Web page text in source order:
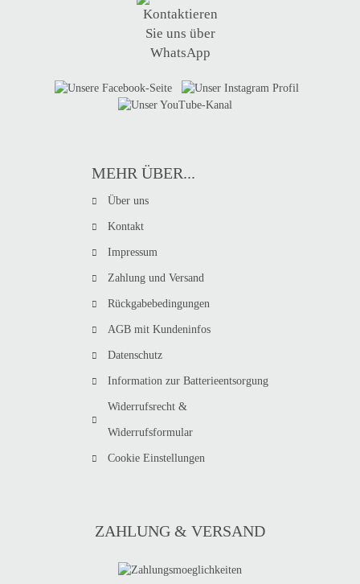
MEHR ÜBER...
Über uns
Kontakt
Impressum
Zahlung und Versand
Rückgabebedingungen
AGB mit Kundeninfos
Datenschutz
Information zur Batterieentsorgung
Widerrufsrecht &
Widerrufsformular
Cookie Einstellungen
ZAHLUNG & VERSAND